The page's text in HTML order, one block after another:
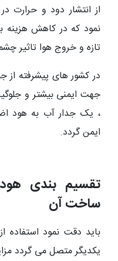
از انتشار دود و حرارت
نمود که در کاهش
تازه و خروج هوا تاثیر
در کشور های پیشرفته از
جهت ایمنی بیشتر و
ایمن گردد.
تقسیم بندی
ساخت آن
باید دقت نمود استفاده
یکدیگر متصل می گردد